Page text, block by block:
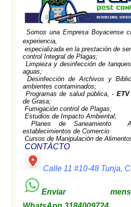
Somos una Empresa Boyacense
experiencia,
especializada en la prestación de
control Integral de Plagas;
Limpieza y desinfección de
aguas;
Desinfección de Archivos y
ambientes contaminados;
Programas de salud pública, - ETV
de Grasa;
Fumigación control de Plagas;
Estudios de Impacto Ambiental;
Planes de Saneamiento
establecimientos de Comercio
Cursos de Manipulación de
CONTÁCTO
Calle 11 #10-48 Tunja,
Enviar